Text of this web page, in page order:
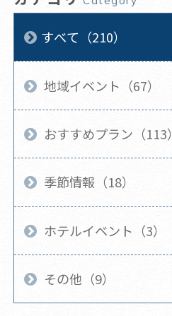
すべて（210）
地域イベント（67）
おすすめプラン（113）
季節情報（18）
ホテルイベント（3）
その他（9）